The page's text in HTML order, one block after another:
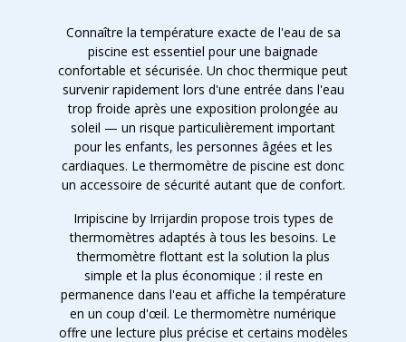
Connaître la température exacte de l'eau de sa
piscine est essentiel pour une baignade
confortable et sécurisée. Un choc thermique peut
survenir rapidement lors d'une entrée dans l'eau
trop froide après une exposition prolongée au
soleil — un risque particulièrement important
pour les enfants, les personnes âgées et les
cardiaques. Le thermomètre de piscine est donc
un accessoire de sécurité autant que de confort.
Irripiscine by Irrijardin propose trois types de
thermomètres adaptés à tous les besoins. Le
thermomètre flottant est la solution la plus
simple et la plus économique : il reste en
permanence dans l'eau et affiche la température
en un coup d'œil. Le thermomètre numérique
offre une lecture plus précise et certains modèles